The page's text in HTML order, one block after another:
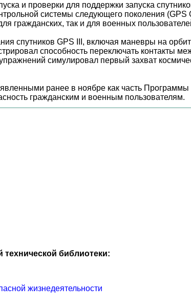
и проверки для поддержки запуска
системы следующего поколения (GPS
гражданских, так и для военных
спутников GPS III, включая маневры на
способность переключать контакты
симулировал первый захват
ранее в ноябре как часть
гражданским и военным пользователям.
библиотеки:
жизнедеятельности